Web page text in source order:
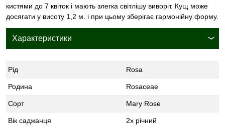
кистями до 7 квіток і мають злегка світлішу виворіт. Кущ може
досягати у висоту 1,2 м. і при цьому зберігає гармонійну форму.
Характеристики
Рід Rosa
Родина Rosaceae
Сорт Mary Rose
Вік саджанця 2х річний